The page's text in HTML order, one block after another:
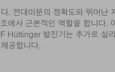
. 전대미문의 정확도와 뛰어난
서 근본적인 역할을 합니다.
Hüttinger 발진기는 추가로 실
공합니다.